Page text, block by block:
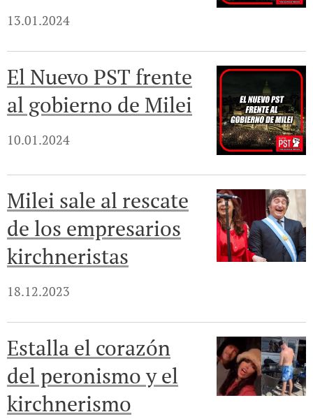
13.01.2024
El Nuevo PST frente
al gobierno de Milei
10.01.2024
Milei sale al rescate
de los empresarios
kirchneristas
18.12.2023
Estalla el corazón
del peronismo y el
kirchnerismo